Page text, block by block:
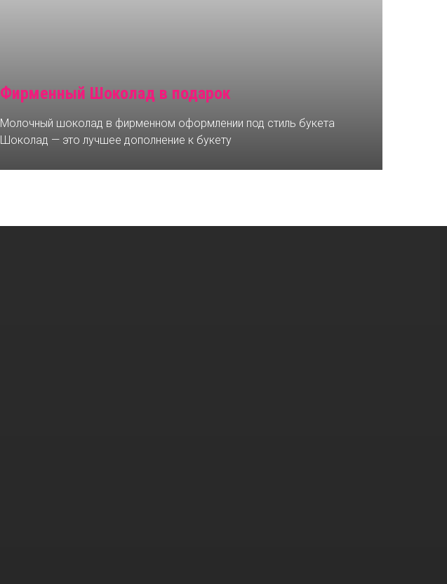
Фирменный Шоколад в подарок
Молочный шоколад в фирменном оформлении под стиль букета
Шоколад — это лучшее дополнение к букету